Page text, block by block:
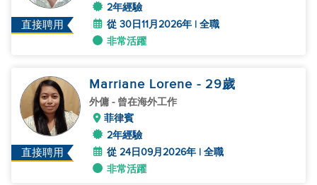
直接聘用
2年經驗
從 30日11月2026年 | 全職
非常活躍
直接聘用
Marriane Lorene - 29歲
外傭 - 曾在海外工作
菲律賓
2年經驗
從 24日09月2026年 | 全職
非常活躍